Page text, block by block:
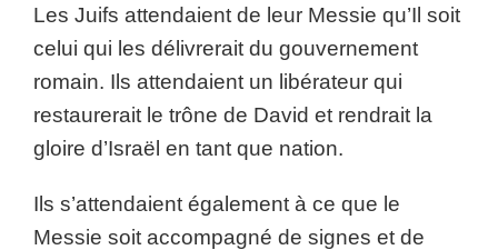
Les Juifs attendaient de leur Messie qu’Il soit
celui qui les délivrerait du gouvernement
romain. Ils attendaient un libérateur qui
restaurerait le trône de David et rendrait la
gloire d’Israël en tant que nation.
Ils s’attendaient également à ce que le
Messie soit accompagné de signes et de